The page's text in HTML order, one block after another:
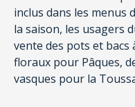
inclus dans les menus
la saison, les usagers
vente des pots et
floraux pour Pâques,
vasques pour la